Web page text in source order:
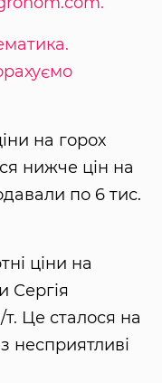
на горох
нижче цін на
по 6 тис.
ціни на
Сергія
Це сталося на
несприятливі